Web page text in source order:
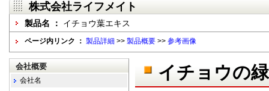
株式会社ライフメイト
製品名 ： イチョウ葉エキス
ページ内リンク ： 製品詳細 >> 製品概要 >> 参考画像
イチョウの
会社概要
会社名